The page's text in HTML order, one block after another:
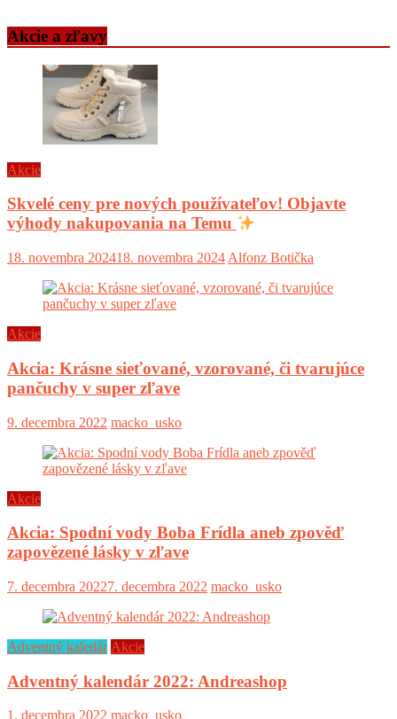
Akcie a zľavy
Akcie
Skvelé ceny pre nových používateľov! Objavte
výhody nakupovania na Temu
18. novembra 202418. novembra 2024 Alfonz Botička
Akcie
Akcia: Krásne sieťované, vzorované, či tvarujúce
pančuchy v super zľave
9. decembra 2022 macko_usko
Akcie
Akcia: Spodní vody Boba Frídla aneb zpověď
zapovězené lásky v zľave
7. decembra 20227. decembra 2022 macko_usko
Adventný kaledár Akcie
Adventný kalendár 2022: Andreashop
1. decembra 2022 macko_usko